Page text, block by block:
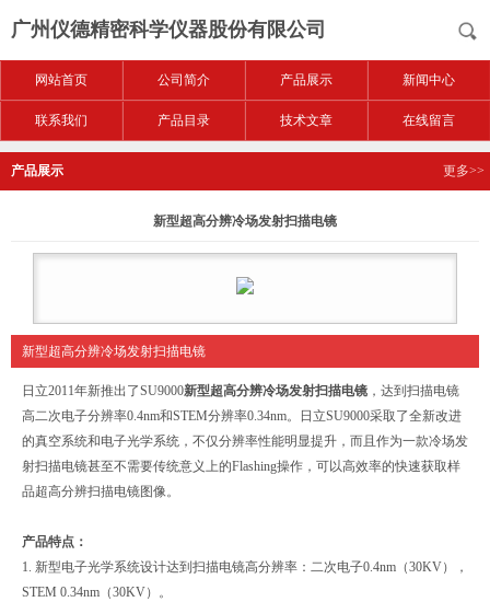
广州仪德精密科学仪器股份有限公司
网站首页 公司简介 产品展示 新闻中心
联系我们 产品目录 技术文章 在线留言
产品展示 更多>>
新型超高分辨冷场发射扫描电镜
新型超高分辨冷场发射扫描电镜
日立2011年新推出了SU9000新型超高分辨冷场发射扫描电镜 ，达到扫描电镜
高二次电子分辨率0.4nm和STEM分辨率0.34nm。日立SU9000采取了全新改进
的真空系统和电子光学系统，不仅分辨率性能明显提升，而且作为一款冷场发
射扫描电镜甚至不需要传统意义上的Flashing操作，可以高效率的快速获取样
品超高分辨扫描电镜图像。
产品特点：
1. 新型电子光学系统设计达到扫描电镜高分辨率：二次电子0.4nm（30KV），
STEM 0.34nm（30KV）。